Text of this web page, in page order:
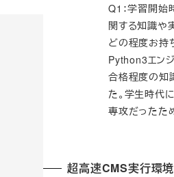
Q1：学習開始
関する知識や
どの程度お持
Python3エン
合格程度の知
た。学生時代
専攻だったた
超高速CMS実行環境